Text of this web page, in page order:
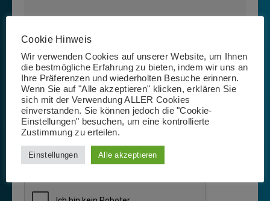
für meinen nächsten Kommentar speichern.
Cookie Hinweis
Wir verwenden Cookies auf unserer Website, um Ihnen
die bestmögliche Erfahrung zu bieten, indem wir uns an
Ihre Präferenzen und wiederholten Besuche erinnern.
Wenn Sie auf "Alle akzeptieren" klicken, erklären Sie
sich mit der Verwendung ALLER Cookies
einverstanden. Sie können jedoch die "Cookie-
Einstellungen" besuchen, um eine kontrollierte
Zustimmung zu erteilen.
Einstellungen Alle akzeptieren